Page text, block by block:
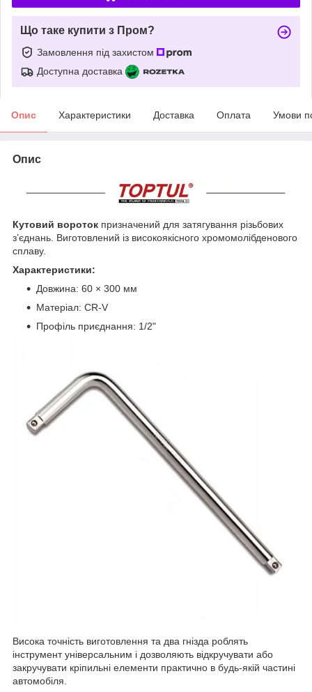
Що таке купити з Пром?
Замовлення під захистом
Доступна доставка
Опис Характеристики Доставка Оплата Умови
Опис
Кутовий вороток призначений для затягування різьбових
з’єднань. Виготовлений із високоякісного хромомолібденового
сплаву.
Характеристики:
Довжина: 60 × 300 мм
Матеріал: CR-V
Профіль приєднання: 1/2"
Висока точність виготовлення та два гнізда роблять
інструмент універсальним і дозволяють відкручувати або
закручувати кріпильні елементи практично в будь-якій частині
автомобіля.